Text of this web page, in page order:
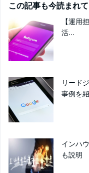
この記事も今読まれ
【運用
活...
リード
事例を
インハ
も説明